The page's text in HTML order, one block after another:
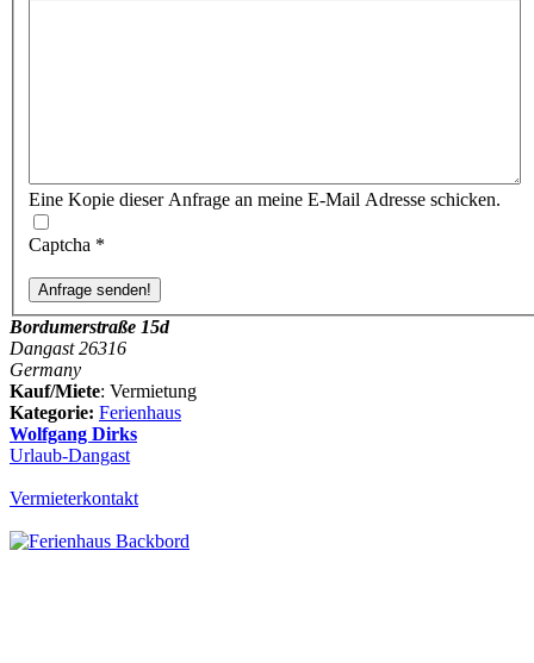
Eine Kopie dieser Anfrage an meine E-Mail Adresse schicken.
Captcha *
Bordumerstraße 15d
Dangast 26316
Germany
Kauf/Miete: Vermietung
Kategorie: Ferienhaus
Wolfgang Dirks
Urlaub-Dangast
Vermieterkontakt